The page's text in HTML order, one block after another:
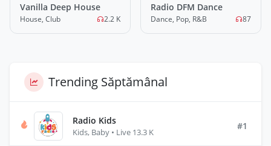
LIVE
Vanilla Deep House
House, Club 2.2 K
LIVE
Radio DFM Dance
Dance, Pop, R&B 87
Trending Săptămânal
Radio Kids
Kids, Baby • Live 13.3 K
#1